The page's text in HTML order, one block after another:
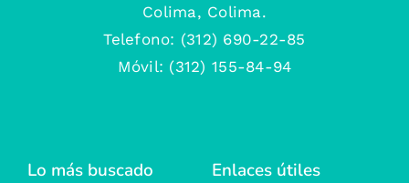
Colima, Colima.
Telefono: (312) 690-22-85
Móvil: (312) 155-84-94
Lo más buscado Enlaces útiles